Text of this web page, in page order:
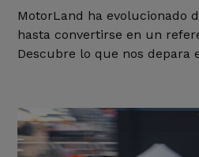
MotorLand ha evolucionado
hasta convertirse en un
Descubre lo que nos depara